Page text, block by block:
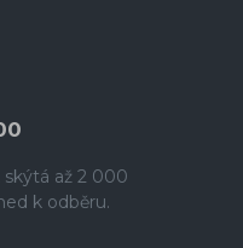
až 2 000
k odběru.